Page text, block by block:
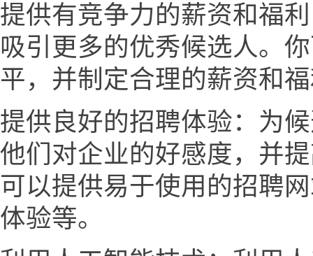
提供有竞争力的薪资和福
吸引更多的优秀候选人。
平，并制定合理的薪资和
提供良好的招聘体验：为
他们对企业的好感度，并
可以提供易于使用的招聘
体验等。